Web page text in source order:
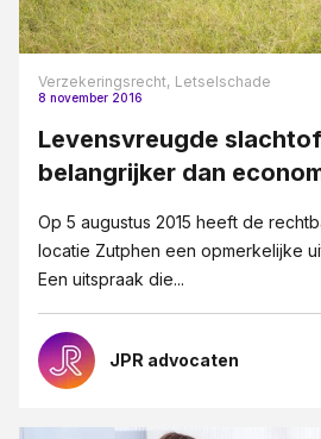
Verzekeringsrecht, Letselschade
8 november 2016
Levensvreugde
belangrijker dan
Op 5 augustus 2015 heeft de
locatie Zutphen een opmerkelijke
Een uitspraak die...
JPR advocaten